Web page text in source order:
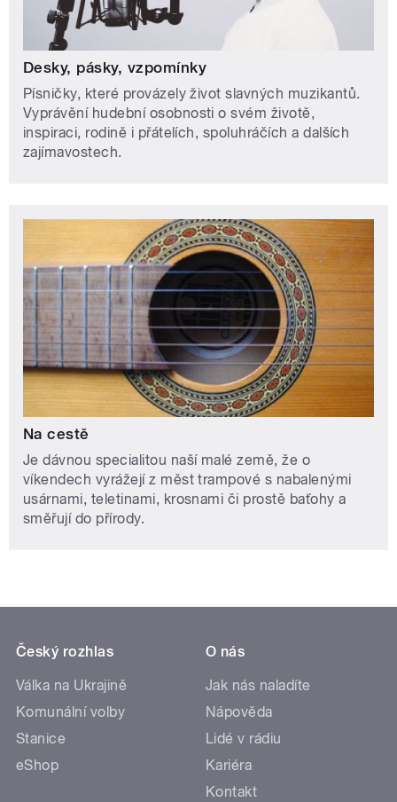
Desky, pásky, vzpomínky
Písničky, které provázely život slavných muzikantů.
Vyprávění hudební osobnosti o svém životě,
inspiraci, rodině i přátelích, spoluhráčích a dalších
zajímavostech.
Na cestě
Je dávnou specialitou naší malé země, že o
víkendech vyrážejí z měst trampové s nabalenými
usárnami, teletinami, krosnami či prostě baťohy a
směřují do přírody.
Český rozhlas
Válka na Ukrajině
Komunální volby
Stanice
eShop
O nás
Jak nás naladíte
Nápověda
Lidé v rádiu
Kariéra
Kontakt